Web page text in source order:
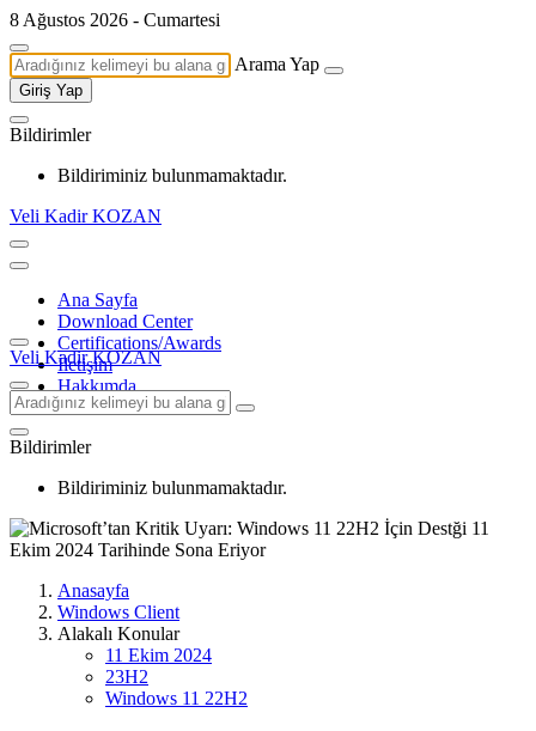
8 Ağustos 2026 - Cumartesi
Arama Yap
Giriş Yap
Bildirimler
Bildiriminiz bulunmamaktadır.
Veli Kadir KOZAN
Ana Sayfa
Download Center
Certifications/Awards
İletişim
Hakkımda
Veli Kadir KOZAN
Bildirimler
Bildiriminiz bulunmamaktadır.
Anasayfa
Windows Client
Alakalı Konular
11 Ekim 2024
23H2
Windows 11 22H2